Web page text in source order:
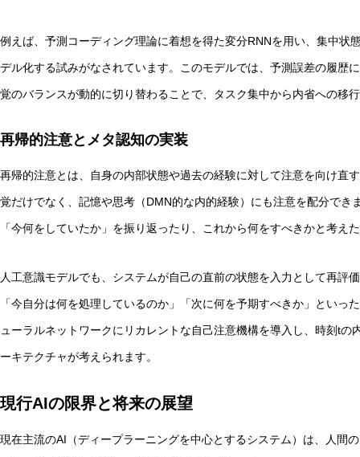
例えば、予測コーディング理論に着想を得た変分RNNを用い、集中状
デル化する試みがなされています。このモデルでは、予測誤差の履歴
覚のバランスが動的に切り替わることで、タスク集中から内省への移
再帰的注意とメタ認知の実装
再帰的注意とは、自身の内部状態や過去の経験に対して注意を向け直
覚だけでなく、記憶や思考（DMN的な内的経験）にも注意を配分で
「今何をしていたか」を振り返ったり、これから何をすべきかと考え
人工意識モデルでも、システムが自己の直前の状態を入力として再評
「今自分は何を処理しているのか」「次に何を予期すべきか」とい
ューラルネットワークにリカレントな自己注意機構を導入し、時刻t
ーキテクチャが考えられます。
現行AIの限界と将来の展望
現在主流のAI（ディープラーニングを中心とするシステム）は、人間